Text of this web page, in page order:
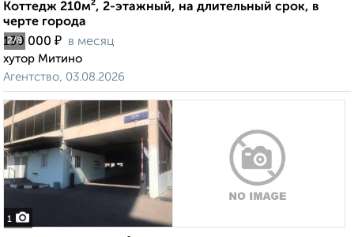
2/8
Коттедж 210м², 2-этажный, на длительный срок, в
черте города
130 000 ₽ в месяц
хутор Митино
Агентство, 03.08.2026
1